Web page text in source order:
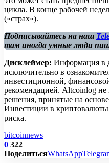
цикла. В конце рабочей
(«страх»).
Подписывайтесь на наш
там иногда умные люди
Дисклеймер: Информация в
исключительно в
инвестиционной,
рекомендацией. Altcoinlog не
решения, принятые на
Инвестиции в
риска.
bitcoinnews
0 322
ПоделитьсяWhatsApp